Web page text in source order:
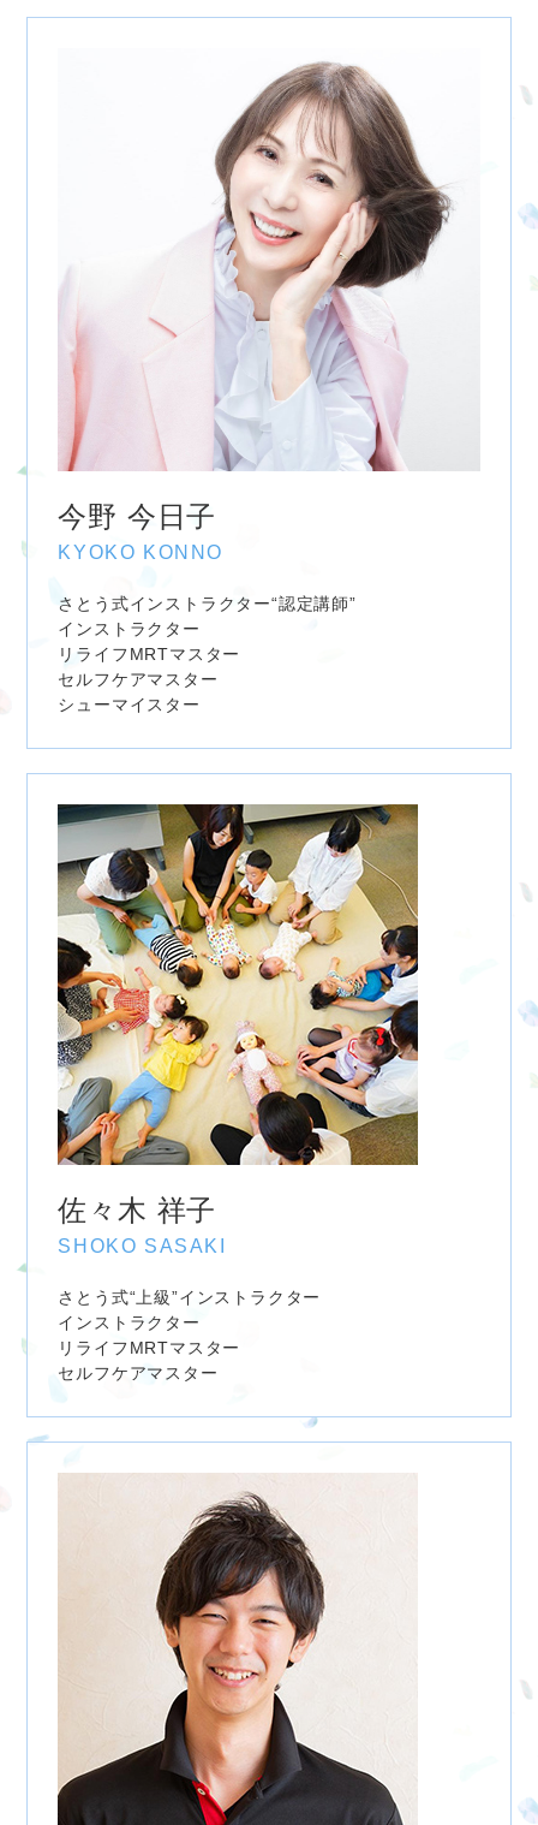
今野 今日子
KYOKO KONNO
さとう式インストラクター“認定講師”
インストラクター
リライフMRTマスター
セルフケアマスター
シューマイスター
佐々木 祥子
SHOKO SASAKI
さとう式“上級”インストラクター
インストラクター
リライフMRTマスター
セルフケアマスター